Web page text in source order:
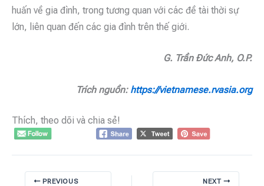
huấn về gia đình, trong tương quan với các đề tài thời sự
lớn, liên quan đến các gia đình trên thế giới.
G. Trần Đức Anh, O.P.
Trích nguồn: https://vietnamese.rvasia.org
Thích, theo dõi và chia sẻ!
PREVIOUS NEXT